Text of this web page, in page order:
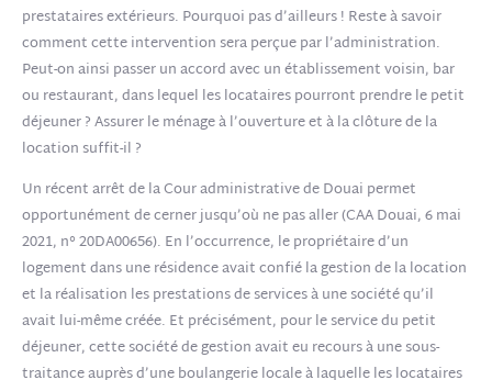
prestataires extérieurs. Pourquoi pas d’ailleurs ! Reste à savoir
comment cette intervention sera perçue par l’administration.
Peut-on ainsi passer un accord avec un établissement voisin, bar
ou restaurant, dans lequel les locataires pourront prendre le petit
déjeuner ? Assurer le ménage à l’ouverture et à la clôture de la
location suffit-il ?
Un récent arrêt de la Cour administrative de Douai permet
opportunément de cerner jusqu’où ne pas aller (CAA Douai, 6 mai
2021, n° 20DA00656). En l’occurrence, le propriétaire d’un
logement dans une résidence avait confié la gestion de la location
et la réalisation les prestations de services à une société qu’il
avait lui-même créée. Et précisément, pour le service du petit
déjeuner, cette société de gestion avait eu recours à une sous-
traitance auprès d’une boulangerie locale à laquelle les locataires